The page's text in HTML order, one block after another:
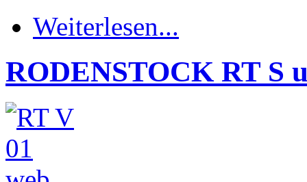
Weiterlesen...
RODENSTOCK RT S